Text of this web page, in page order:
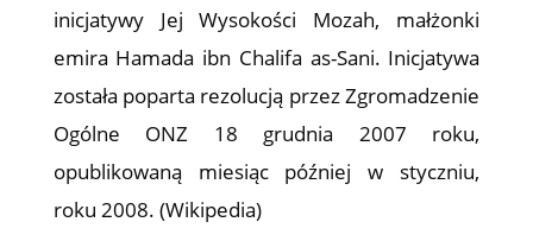
inicjatywy Jej Wysokości Mozah, małżonki
emira Hamada ibn Chalifa as-Sani. Inicjatywa
została poparta rezolucją przez Zgromadzenie
Ogólne ONZ 18 grudnia 2007 roku,
opublikowaną miesiąc później w styczniu,
roku 2008. (Wikipedia)